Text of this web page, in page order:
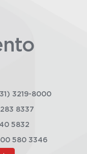
3219-8000
8337
5832
580 3346